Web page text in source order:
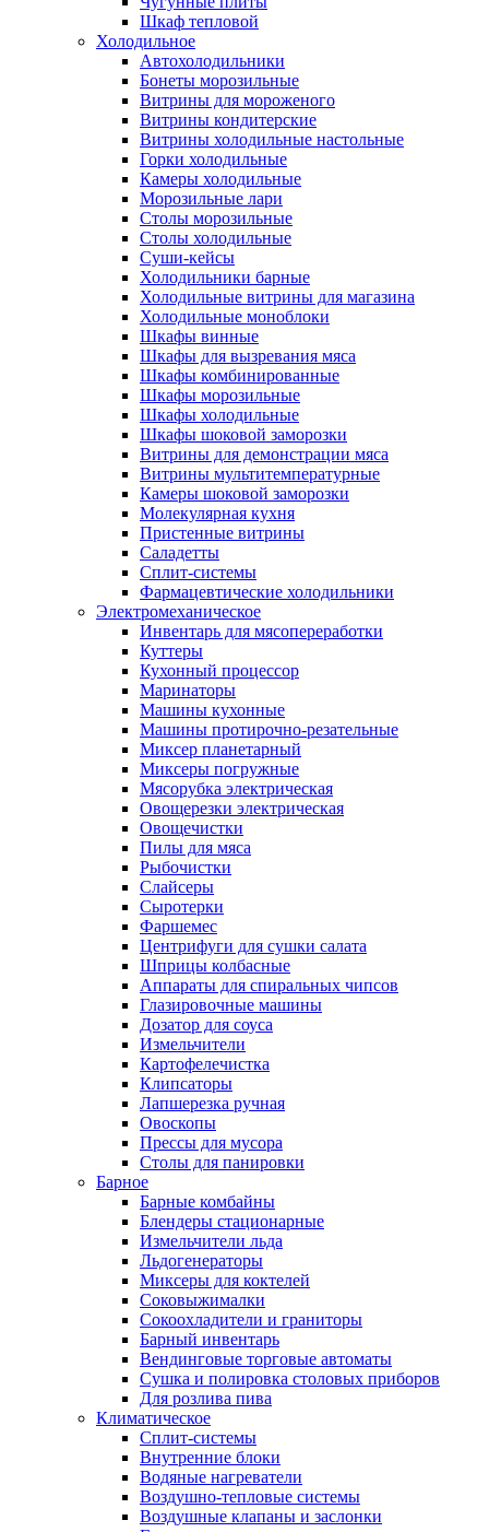
Шкаф тепловой
Холодильное
Автохолодильники
Бонеты морозильные
Витрины для мороженого
Витрины кондитерские
Витрины холодильные настольные
Горки холодильные
Камеры холодильные
Морозильные лари
Столы морозильные
Столы холодильные
Суши-кейсы
Холодильники барные
Холодильные витрины для магазина
Холодильные моноблоки
Шкафы винные
Шкафы для вызревания мяса
Шкафы комбинированные
Шкафы морозильные
Шкафы холодильные
Шкафы шоковой заморозки
Витрины для демонстрации мяса
Витрины мультитемпературные
Камеры шоковой заморозки
Молекулярная кухня
Пристенные витрины
Саладетты
Сплит-системы
Фармацевтические холодильники
Электромеханическое
Инвентарь для мясопереработки
Куттеры
Кухонный процессор
Маринаторы
Машины кухонные
Машины протирочно-резательные
Миксер планетарный
Миксеры погружные
Мясорубка электрическая
Овощерезки электрическая
Овощечистки
Пилы для мяса
Рыбочистки
Слайсеры
Сыротерки
Фаршемес
Центрифуги для сушки салата
Шприцы колбасные
Аппараты для спиральных чипсов
Глазировочные машины
Дозатор для соуса
Измельчители
Картофелечистка
Клипсаторы
Лапшерезка ручная
Овоскопы
Прессы для мусора
Столы для панировки
Барное
Барные комбайны
Блендеры стационарные
Измельчители льда
Льдогенераторы
Миксеры для коктелей
Соковыжималки
Сокоохладители и граниторы
Барный инвентарь
Вендинговые торговые автоматы
Сушка и полировка столовых приборов
Для розлива пива
Климатическое
Сплит-системы
Внутренние блоки
Водяные нагреватели
Воздушно-тепловые системы
Воздушные клапаны и заслонки